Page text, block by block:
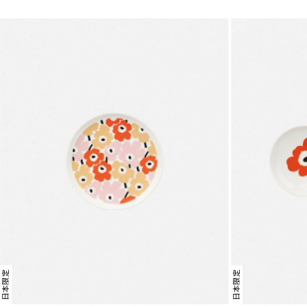
日本限定 日本限定